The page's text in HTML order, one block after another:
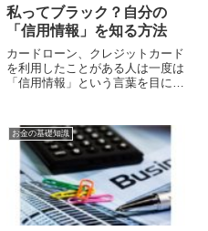
私ってブラック？自分の
「信用情報」を知る方法
カードローン、クレジットカード
を利用したことがある人は一度は
「信用情報」という言葉を目にし
利用したいと思っている人はこの
信用情報を知っておく必要があり
ます。「信用情報」の確認方法を
学びましょう。
お金の基礎知識